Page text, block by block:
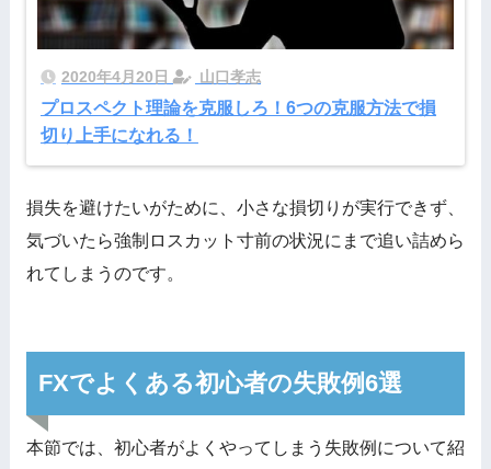
2020年4月20日 山口孝志
プロスペクト理論を克服しろ！6つの克服方法で損
切り上手になれる！
損失を避けたいがために、小さな損切りが実行できず、
気づいたら強制ロスカット寸前の状況にまで追い詰めら
れてしまうのです。
FXでよくある初心者の失敗例6選
本節では、初心者がよくやってしまう失敗例について紹